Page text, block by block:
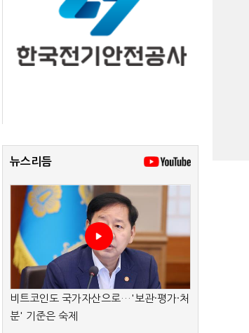
뉴스리듬
비트코인도 국가자산으로…'보관·평가·처
분' 기준은 숙제